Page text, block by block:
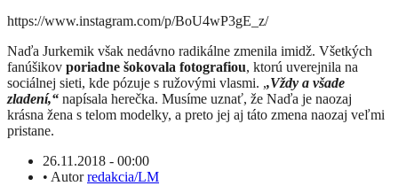
https://www.instagram.com/p/BoU4wP3gE_z/
Naďa Jurkemik však nedávno radikálne zmenila imidž. Všetkých
fanúšikov poriadne šokovala fotografiou, ktorú uverejnila na
sociálnej sieti, kde pózuje s ružovými vlasmi. ,,Vždy a všade
zladení,“ napísala herečka. Musíme uznať, že Naďa je naozaj
krásna žena s telom modelky, a preto jej aj táto zmena naozaj veľmi
pristane.
26.11.2018 - 00:00
• Autorredakcia/LM